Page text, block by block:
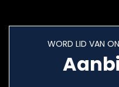
WORD LID VAN